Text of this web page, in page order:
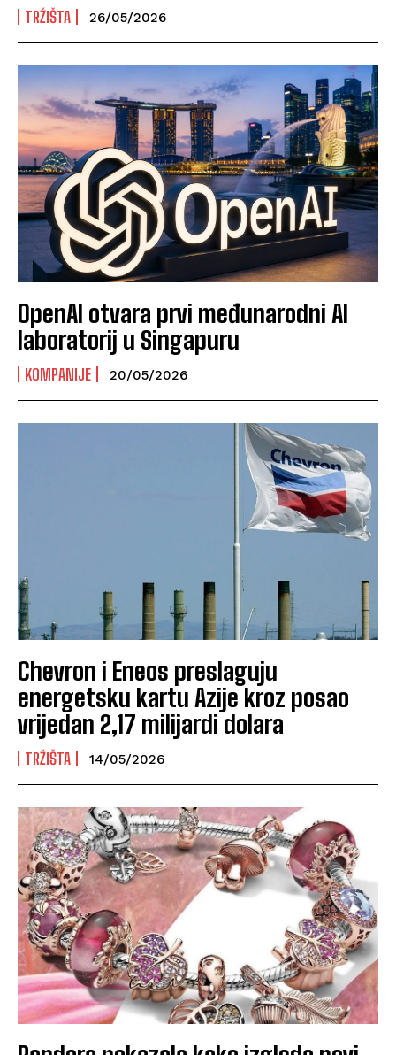
TRŽIŠTA 26/05/2026
OpenAI otvara prvi međunarodni AI
laboratorij u Singapuru
KOMPANIJE 20/05/2026
Chevron i Eneos preslaguju
energetsku kartu Azije kroz posao
vrijedan 2,17 milijardi dolara
TRŽIŠTA 14/05/2026